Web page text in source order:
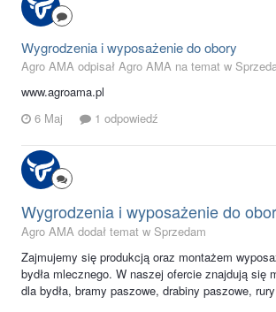
Wygrodzenia i wyposażenie do obory
Agro AMA odpisał Agro AMA na temat w
www.agroama.pl
6 Maj
1 odpowiedź
Wygrodzenia i wyposażenie do
Agro AMA dodał temat w Sprzedam
Zajmujemy się produkcją oraz montażem
bydła mlecznego. W naszej ofercie znajdują się
dla bydła, bramy paszowe, drabiny paszowe,